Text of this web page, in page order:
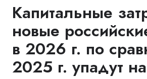
Капитальные
новые
в 2026 г. по
2025 г. упадут